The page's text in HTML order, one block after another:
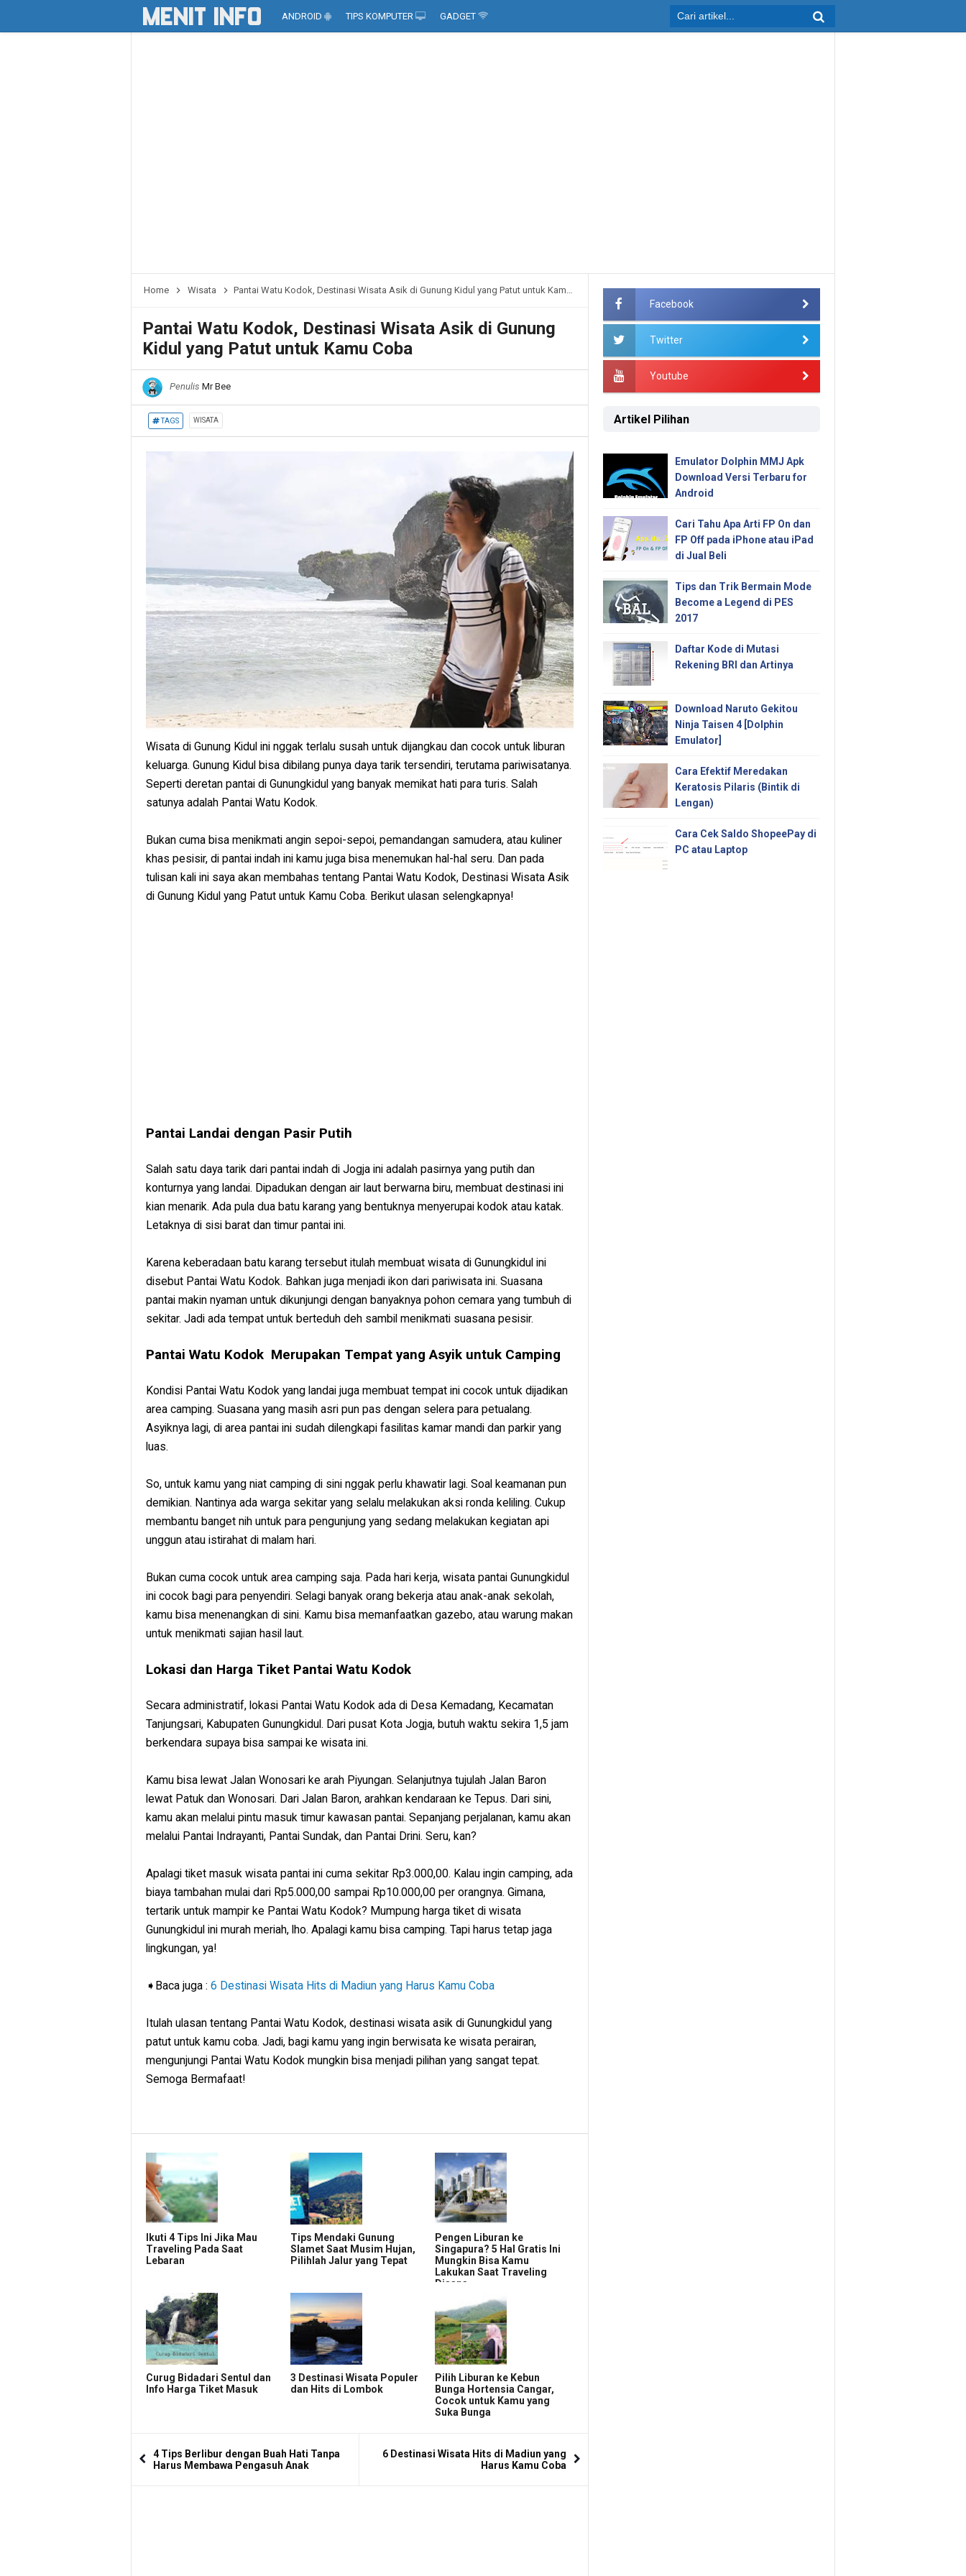
ANDROID TIPS KOMPUTER GADGET
Home Wisata Pantai Watu Kodok, Destinasi Wisata Asik di Gunung Kidul yang Patut untuk Kamu Coba
Pantai Watu Kodok, Destinasi Wisata Asik di Gunung
Kidul yang Patut untuk Kamu Coba
Penulis Mr Bee
TAGS WISATA
Wisata di Gunung Kidul ini nggak terlalu susah untuk dijangkau dan cocok untuk liburan
keluarga. Gunung Kidul bisa dibilang punya daya tarik tersendiri, terutama pariwisatanya.
Seperti deretan pantai di Gunungkidul yang banyak memikat hati para turis. Salah
satunya adalah Pantai Watu Kodok.
Bukan cuma bisa menikmati angin sepoi-sepoi, pemandangan samudera, atau kuliner
khas pesisir, di pantai indah ini kamu juga bisa menemukan hal-hal seru. Dan pada
tulisan kali ini saya akan membahas tentang Pantai Watu Kodok, Destinasi Wisata Asik
di Gunung Kidul yang Patut untuk Kamu Coba. Berikut ulasan selengkapnya!
Pantai Landai dengan Pasir Putih
Salah satu daya tarik dari pantai indah di Jogja ini adalah pasirnya yang putih dan
konturnya yang landai. Dipadukan dengan air laut berwarna biru, membuat destinasi ini
kian menarik. Ada pula dua batu karang yang bentuknya menyerupai kodok atau katak.
Letaknya di sisi barat dan timur pantai ini.
Karena keberadaan batu karang tersebut itulah membuat wisata di Gunungkidul ini
disebut Pantai Watu Kodok. Bahkan juga menjadi ikon dari pariwisata ini. Suasana
pantai makin nyaman untuk dikunjungi dengan banyaknya pohon cemara yang tumbuh di
sekitar. Jadi ada tempat untuk berteduh deh sambil menikmati suasana pesisir.
Pantai Watu Kodok Merupakan Tempat yang Asyik untuk Camping
Kondisi Pantai Watu Kodok yang landai juga membuat tempat ini cocok untuk dijadikan
area camping. Suasana yang masih asri pun pas dengan selera para petualang.
Asyiknya lagi, di area pantai ini sudah dilengkapi fasilitas kamar mandi dan parkir yang
luas.
So, untuk kamu yang niat camping di sini nggak perlu khawatir lagi. Soal keamanan pun
demikian. Nantinya ada warga sekitar yang selalu melakukan aksi ronda keliling. Cukup
membantu banget nih untuk para pengunjung yang sedang melakukan kegiatan api
unggun atau istirahat di malam hari.
Bukan cuma cocok untuk area camping saja. Pada hari kerja, wisata pantai Gunungkidul
ini cocok bagi para penyendiri. Selagi banyak orang bekerja atau anak-anak sekolah,
kamu bisa menenangkan di sini. Kamu bisa memanfaatkan gazebo, atau warung makan
untuk menikmati sajian hasil laut.
Lokasi dan Harga Tiket Pantai Watu Kodok
Secara administratif, lokasi Pantai Watu Kodok ada di Desa Kemadang, Kecamatan
Tanjungsari, Kabupaten Gunungkidul. Dari pusat Kota Jogja, butuh waktu sekira 1,5 jam
berkendara supaya bisa sampai ke wisata ini.
Kamu bisa lewat Jalan Wonosari ke arah Piyungan. Selanjutnya tujulah Jalan Baron
lewat Patuk dan Wonosari. Dari Jalan Baron, arahkan kendaraan ke Tepus. Dari sini,
kamu akan melalui pintu masuk timur kawasan pantai. Sepanjang perjalanan, kamu akan
melalui Pantai Indrayanti, Pantai Sundak, dan Pantai Drini. Seru, kan?
Apalagi tiket masuk wisata pantai ini cuma sekitar Rp3.000,00. Kalau ingin camping, ada
biaya tambahan mulai dari Rp5.000,00 sampai Rp10.000,00 per orangnya. Gimana,
tertarik untuk mampir ke Pantai Watu Kodok? Mumpung harga tiket di wisata
Gunungkidul ini murah meriah, lho. Apalagi kamu bisa camping. Tapi harus tetap jaga
lingkungan, ya!
➧Baca juga : 6 Destinasi Wisata Hits di Madiun yang Harus Kamu Coba
Itulah ulasan tentang Pantai Watu Kodok, destinasi wisata asik di Gunungkidul yang
patut untuk kamu coba. Jadi, bagi kamu yang ingin berwisata ke wisata perairan,
mengunjungi Pantai Watu Kodok mungkin bisa menjadi pilihan yang sangat tepat.
Semoga Bermafaat!
Ikuti 4 Tips Ini Jika Mau
Traveling Pada Saat
Lebaran
Tips Mendaki Gunung
Slamet Saat Musim Hujan,
Pilihlah Jalur yang Tepat
Pengen Liburan ke
Singapura? 5 Hal Gratis Ini
Mungkin Bisa Kamu
Lakukan Saat Traveling
Disana
Curug Bidadari Sentul dan
Info Harga Tiket Masuk
3 Destinasi Wisata Populer
dan Hits di Lombok
Pilih Liburan ke Kebun
Bunga Hortensia Cangar,
Cocok untuk Kamu yang
Suka Bunga
4 Tips Berlibur dengan Buah Hati Tanpa
Harus Membawa Pengasuh Anak
6 Destinasi Wisata Hits di Madiun yang
Harus Kamu Coba
Facebook
Twitter
Youtube
Artikel Pilihan
Emulator Dolphin MMJ Apk
Download Versi Terbaru for
Android
Cari Tahu Apa Arti FP On dan
FP Off pada iPhone atau iPad
di Jual Beli
Tips dan Trik Bermain Mode
Become a Legend di PES
2017
Daftar Kode di Mutasi
Rekening BRI dan Artinya
Download Naruto Gekitou
Ninja Taisen 4 [Dolphin
Emulator]
Cara Efektif Meredakan
Keratosis Pilaris (Bintik di
Lengan)
Cara Cek Saldo ShopeePay di
PC atau Laptop